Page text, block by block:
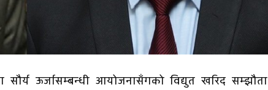
ऊर्जासम्बन्धी आयोजनासँगको विद्युत खरिद सम्झौता